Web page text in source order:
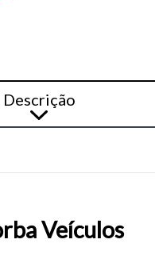
Descrição
Veículos